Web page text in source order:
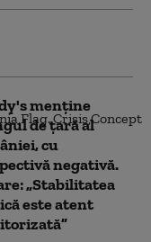
menține
de țară al
cu
negativă.
„Stabilitatea
este atent